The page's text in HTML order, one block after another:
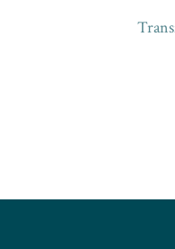
Transfer (gegen Gebühr)